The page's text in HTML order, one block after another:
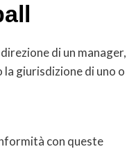
di un manager,
giurisdizione di uno o
con queste